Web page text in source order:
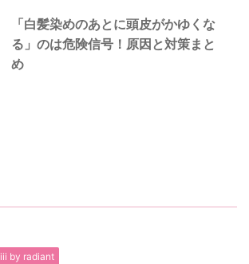
「白髪染めのあとに頭皮がかゆくな
る」のは危険信号！原因と対策まと
め
iii by radiant